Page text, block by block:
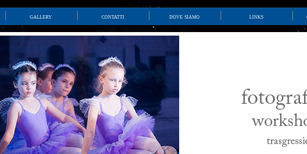
gallery contatti dove siamo links